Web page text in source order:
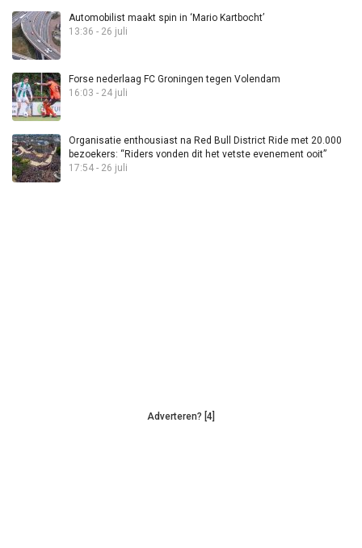
Automobilist maakt spin in ‘Mario Kartbocht’
13:36 - 26 juli
Forse nederlaag FC Groningen tegen Volendam
16:03 - 24 juli
Organisatie enthousiast na Red Bull District Ride met 20.000
bezoekers: “Riders vonden dit het vetste evenement ooit”
17:54 - 26 juli
Adverteren? [4]